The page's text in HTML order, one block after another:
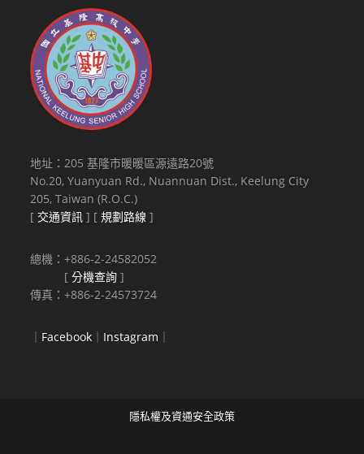
地址：205 基隆市暖暖區源遠路20號
No.20, Yuanyuan Rd., Nuannuan Dist., Keelung City
205, Taiwan (R.O.C.)
[ 交通資訊 ] [規劃路線 ]
總機：+886-2-24582052
[分機查詢 ]
傳真：+886-2-24573724
｜ Facebook ｜ Instagram ｜
隱私權及資通安全政策